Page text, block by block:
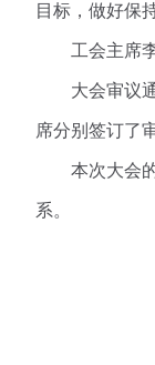
目标，做好保
工会主席
大会审议
席分别签订了
本次大会
系。